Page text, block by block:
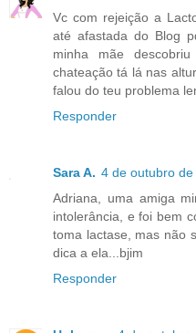
Vc com rejeição a
até afastada do Blog
minha mãe
chateação tá lá nas
falou do teu problema
Responder
Sara A. 4 de outubro de
Adriana, uma amiga
intolerância, e foi bem
toma lactase, mas não
dica a ela...bjim
Responder